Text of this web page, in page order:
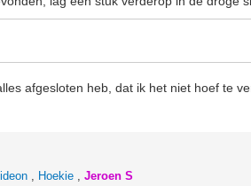
afgesloten heb, dat ik het niet hoef te
, Hoekie ,Jeroen S